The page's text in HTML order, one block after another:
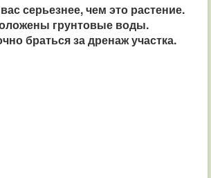
серьезнее, чем это растение.
грунтовые воды.
браться за дренаж участка.